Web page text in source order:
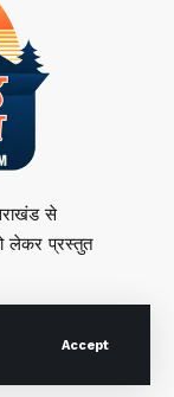
Accept
से
लेकर प्रस्तुत